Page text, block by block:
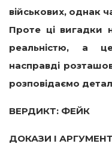
військових, однак
Проте ці вигадки
реальністю, а
насправді
розповідаємо
ВЕРДИКТ: ФЕЙК
ДОКАЗИ І